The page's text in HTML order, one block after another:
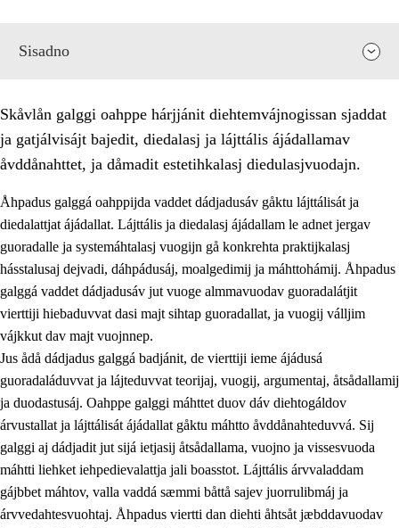
Sisadno
1. Åhpadusá árvvovuodo
1.1 Almasjárvvo
1.2 Identitiehtta ja kultuvralasj moattevuohta
1.3 Lájttális ájádallam ja estetihkalasj diedulasjvuohta
1.4 Dahkamávvo, berustibme ja diehtemvájnogisvuohta
1.5 Vieledus luonnduj ja birásdiedulasjvuohta
1.6 Demokratijja ja oassálasstem
Skåvlån galggi oahppe hárjjánit diehtemvájnogissan sjaddat
ja gatjálvisájt bajedit, diedalasj ja lájttális ájádallamav
åvddånahttet, ja dåmadit estetihkalasj diedulasjvuodajn.
Åhpadus galggá oahppijda vaddet dádjadusáv gåktu lájttálisát ja
diedalattjat ájádallat. Lájttális ja diedalasj ájádallam le adnet jergav
guoradalle ja systemáhtalasj vuogijn gå konkrehta praktijkalasj
hásstalusaj dejvadi, dáhpádusáj, moalgedimij ja máhttohámij. Åhpadus
galggá vaddet dádjadusáv jut vuoge almmavuodav guoradalátjit
vierttiji hiebaduvvat dasi majt sihtap guoradallat, ja vuogij válljim
vájkkut dav majt vuojnnep.
Jus ådå dádjadus galggá badjánit, de vierttiji ieme ájádusá
guoradaláduvvat ja lájteduvvat teorijaj, vuogij, argumentaj, åtsådallamij
ja duodastusáj. Oahppe galggi máhttet duov dáv diehtogáldov
árvustallat ja lájttálisát ájádallat gåktu máhtto åvddånahteduvvá. Sij
galggi aj dádjadit jut sijá ietjasij åtsådallama, vuojno ja vissesvuoda
máhtti liehket iehpedievalattja jali boasstot. Lájttális árvvaladdam
gájbbet máhtov, valla vaddá sæmmi båttå sajev juorrulibmáj ja
árvvedahtesvuohtaj. Åhpadus viertti dan diehti åhtsåt jæbddavuodav